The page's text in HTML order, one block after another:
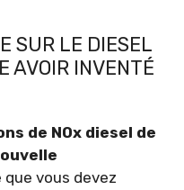
SUR LE DIESEL
AVOIR INVENTÉ
de NOx diesel de
vous devez